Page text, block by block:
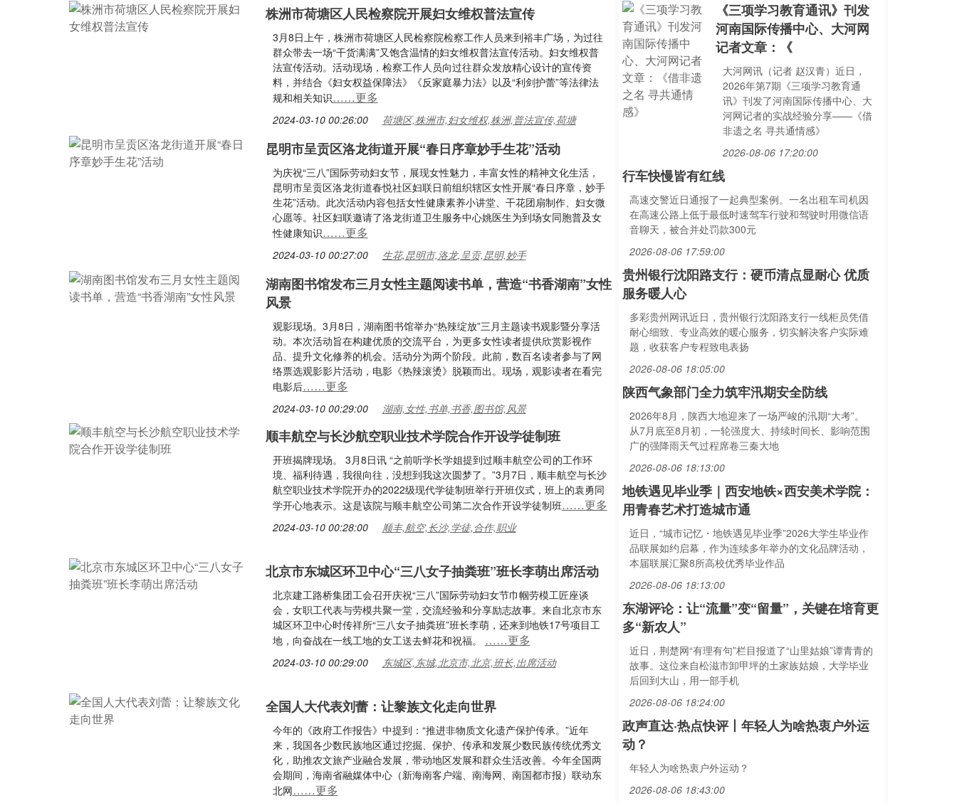
株洲市荷塘区人民检察院开展妇女维权普法宣传
3月8日上午，株洲市荷塘区人民检察院检察工作人员来到裕丰广场，为过往
群众带去一场“干货满满”又饱含温情的妇女维权普法宣传活动。妇女维权普
法宣传活动。活动现场，检察工作人员向过往群众发放精心设计的宣传资
料，并结合《妇女权益保障法》《反家庭暴力法》以及“利剑护蕾”等法律法
规和相关知识……更多
2024-03-10 00:26:00 荷塘区,株洲市,妇女维权,株洲,普法宣传,荷塘
昆明市呈贡区洛龙街道开展“春日序章妙手生花”活动
为庆祝“三八”国际劳动妇女节，展现女性魅力，丰富女性的精神文化生活，
昆明市呈贡区洛龙街道春悦社区妇联日前组织辖区女性开展“春日序章，妙手
生花”活动。此次活动内容包括女性健康素养小讲堂、干花团扇制作、妇女微
心愿等。社区妇联邀请了洛龙街道卫生服务中心姚医生为到场女同胞普及女
性健康知识……更多
2024-03-10 00:27:00 生花,昆明市,洛龙,呈贡,昆明,妙手
湖南图书馆发布三月女性主题阅读书单，营造“书香湖南”女性
风景
观影现场。3月8日，湖南图书馆举办“热辣绽放”三月主题读书观影暨分享活
动。本次活动旨在构建优质的交流平台，为更多女性读者提供欣赏影视作
品、提升文化修养的机会。活动分为两个阶段。此前，数百名读者参与了网
络票选观影影片活动，电影《热辣滚烫》脱颖而出。现场，观影读者在看完
电影后……更多
2024-03-10 00:29:00 湖南,女性,书单,书香,图书馆,风景
顺丰航空与长沙航空职业技术学院合作开设学徒制班
开班揭牌现场。 3月8日讯 “之前听学长学姐提到过顺丰航空公司的工作环
境、福利待遇，我很向往，没想到我这次圆梦了。”3月7日，顺丰航空与长沙
航空职业技术学院开办的2022级现代学徒制班举行开班仪式，班上的袁勇同
学开心地表示。这是该院与顺丰航空公司第二次合作开设学徒制班……更多
2024-03-10 00:28:00 顺丰,航空,长沙,学徒,合作,职业
北京市东城区环卫中心“三八女子抽粪班”班长李萌出席活动
北京建工路桥集团工会召开庆祝“三八”国际劳动妇女节巾帼劳模工匠座谈
会，女职工代表与劳模共聚一堂，交流经验和分享励志故事。来自北京市东
城区环卫中心时传祥所“三八女子抽粪班”班长李萌，还来到地铁17号项目工
地，向奋战在一线工地的女工送去鲜花和祝福。 ……更多
2024-03-10 00:29:00 东城区,东城,北京市,北京,班长,出席活动
全国人大代表刘蕾：让黎族文化走向世界
今年的《政府工作报告》中提到：“推进非物质文化遗产保护传承。”近年
来，我国各少数民族地区通过挖掘、保护、传承和发展少数民族传统优秀文
化，助推农文旅产业融合发展，带动地区发展和群众生活改善。今年全国两
会期间，海南省融媒体中心（新海南客户端、南海网、南国都市报）联动东
北网……更多
《三项学习教育通讯》刊发
河南国际传播中心、大河网
记者文章：《
大河网讯（记者 赵汉青）近日，
2026年第7期《三项学习教育通
讯》刊发了河南国际传播中心、大
河网记者的实战经验分享——《借
非遗之名 寻共通情感》
2026-08-06 17:20:00
行车快慢皆有红线
高速交警近日通报了一起典型案例。一名出租车司机因
在高速公路上低于最低时速驾车行驶和驾驶时用微信语
音聊天，被合并处罚款300元
2026-08-06 17:59:00
贵州银行沈阳路支行：硬币清点显耐心 优质
服务暖人心
多彩贵州网讯近日，贵州银行沈阳路支行一线柜员凭借
耐心细致、专业高效的暖心服务，切实解决客户实际难
题，收获客户专程致电表扬
2026-08-06 18:05:00
陕西气象部门全力筑牢汛期安全防线
2026年8月，陕西大地迎来了一场严峻的汛期“大考”。
从7月底至8月初，一轮强度大、持续时间长、影响范围
广的强降雨天气过程席卷三秦大地
2026-08-06 18:13:00
地铁遇见毕业季｜西安地铁×西安美术学院：
用青春艺术打造城市通
近日，“城市记忆・地铁遇见毕业季”2026大学生毕业作
品联展如约启幕，作为连续多年举办的文化品牌活动，
本届联展汇聚8所高校优秀毕业作品
2026-08-06 18:13:00
东湖评论：让“流量”变“留量”，关键在培育更
多“新农人”
近日，荆楚网“有理有句”栏目报道了“山里姑娘”谭青青的
故事。这位来自松滋市卸甲坪的土家族姑娘，大学毕业
后回到大山，用一部手机
2026-08-06 18:24:00
政声直达·热点快评丨年轻人为啥热衷户外运
动？
年轻人为啥热衷户外运动？
2026-08-06 18:43:00